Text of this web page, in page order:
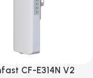
CF-E314N V2